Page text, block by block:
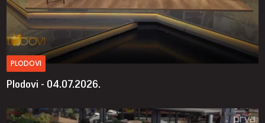
PLODOVI
Plodovi - 04.07.2026.